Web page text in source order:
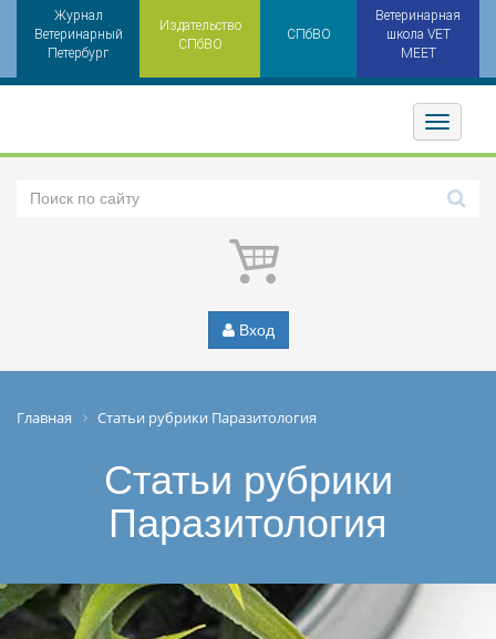
Журнал
Ветеринарный
Петербург
Издательство
СПбВО
СПбВО
Ветеринарная
школа VET
MEET
Toggler
Вход
Главная Статьи рубрики Паразитология
Статьи рубрики
Паразитология